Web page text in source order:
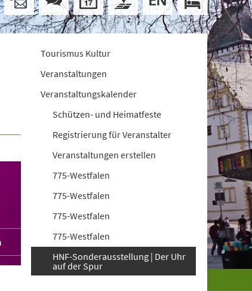
Tourismus Kultur
Veranstaltungen
Veranstaltungskalender
Schützen- und Heimatfeste
Registrierung für Veranstalter
Veranstaltungen erstellen
775-Westfalen
775-Westfalen
775-Westfalen
775-Westfalen
HNF-Sonderausstellung | Der Uhr
auf der Spur